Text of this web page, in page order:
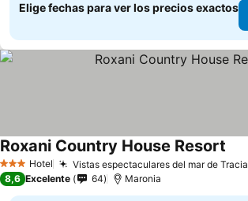
Elige fechas para ver los precios exactos
3 Estrellas
Hotel Vistas espectaculares del mar de Tracia
Roxani Country House Resort
8,6 Excelente 64 Maronia